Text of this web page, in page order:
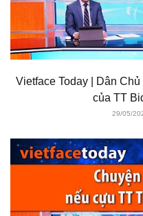
Vietface Today | Dân
của TT
29/05/